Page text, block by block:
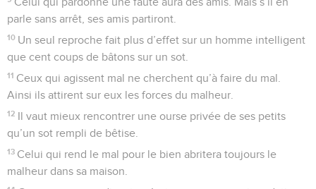
parle sans arrêt, ses amis partiront.
10 Un seul reproche fait plus d’effet sur un homme intelligent
que cent coups de bâtons sur un sot.
11 Ceux qui agissent mal ne cherchent qu’à faire du mal.
Ainsi ils attirent sur eux les forces du malheur.
12 Il vaut mieux rencontrer une ourse privée de ses petits
qu’un sot rempli de bêtise.
13 Celui qui rend le mal pour le bien abritera toujours le
malheur dans sa maison.